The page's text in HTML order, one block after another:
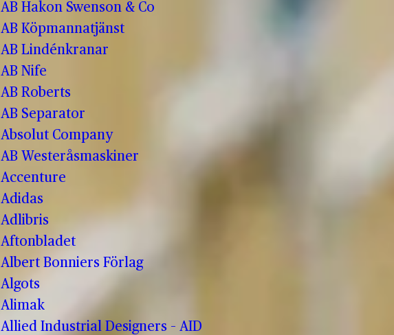
AB Hakon Swenson & Co
AB Köpmannatjänst
AB Lindénkranar
AB Nife
AB Roberts
AB Separator
Absolut Company
AB Westeråsmaskiner
Accenture
Adidas
Adlibris
Aftonbladet
Albert Bonniers Förlag
Algots
Alimak
Allied Industrial Designers – AID